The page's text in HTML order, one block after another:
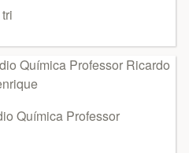
Química Professor